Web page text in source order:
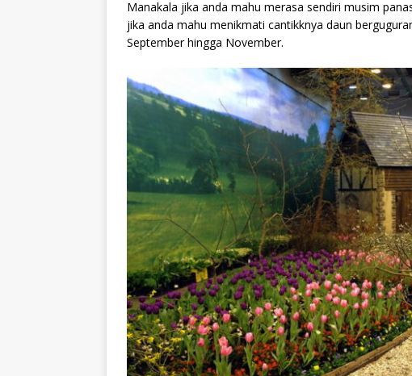
Manakala jika anda mahu merasa sendiri musim
jika anda mahu menikmati cantikknya daun
September hingga November.